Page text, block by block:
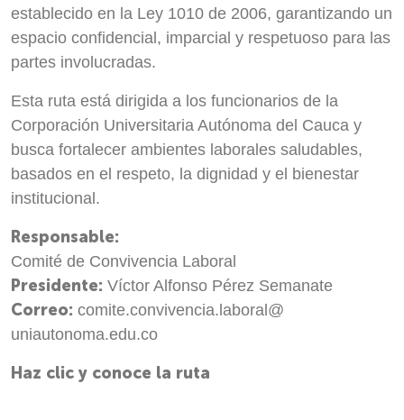
establecido en la Ley 1010 de 2006, garantizando un
espacio confidencial, imparcial y respetuoso para las
partes involucradas.
Esta ruta está dirigida a los funcionarios de la
Corporación Universitaria Autónoma del Cauca y
busca fortalecer ambientes laborales saludables,
basados en el respeto, la dignidad y el bienestar
institucional.
Responsable:
Comité de Convivencia Laboral
Presidente: Víctor Alfonso Pérez Semanate
Correo: comite.convivencia.laboral@
uniautonoma.edu.co
Haz clic y conoce la ruta